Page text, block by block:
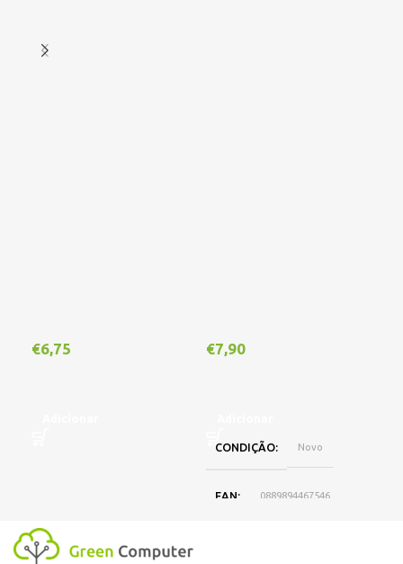
€6,75 €7,90
CONDIÇÃO Novo
EAN 0889894467546